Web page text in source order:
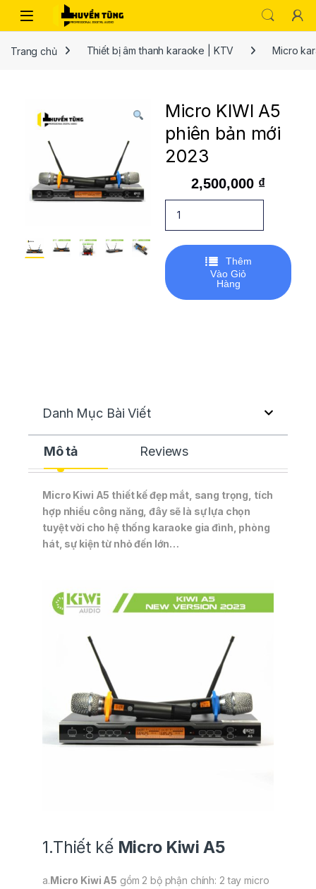
Trang chủ Thiết bị âm thanh karaoke | KTV Micro
Micro KIWI A5
phiên bản mới
2023
2,500,000 ₫
Thêm
Vào Giỏ
Hàng
Danh Mục Bài Viết
Mô tả Reviews
Micro Kiwi A5 thiết kế đẹp mắt, sang trọng, tích
hợp nhiều công năng, đây sẽ là sự lựa chọn
tuyệt vời cho hệ thống karaoke gia đình, phòng
hát, sự kiện từ nhỏ đến lớn…
1.Thiết kế Micro Kiwi A5
a.Micro Kiwi A5 gồm 2 bộ phận chính: 2 tay micro